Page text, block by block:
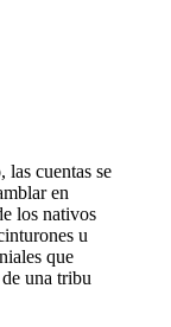
cuentas se
en
los nativos
u
que
una tribu